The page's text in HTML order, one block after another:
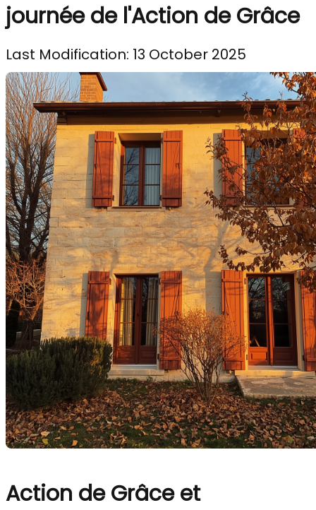
journée de l'Action de Grâce
Last Modification: 13 October 2025
Action de Grâce et